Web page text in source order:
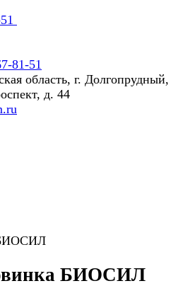
81-51
область, г. Долгопрудный,
д. 44
БИОСИЛ